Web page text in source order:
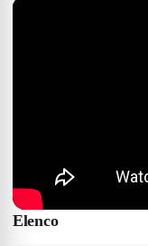
Elenco